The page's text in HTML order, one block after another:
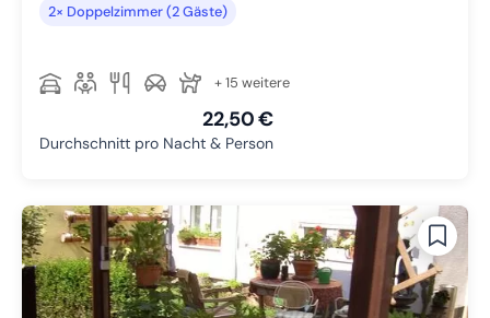
2× Doppelzimmer (2 Gäste)
+ 15 weitere
22,50 €
Durchschnitt pro Nacht & Person